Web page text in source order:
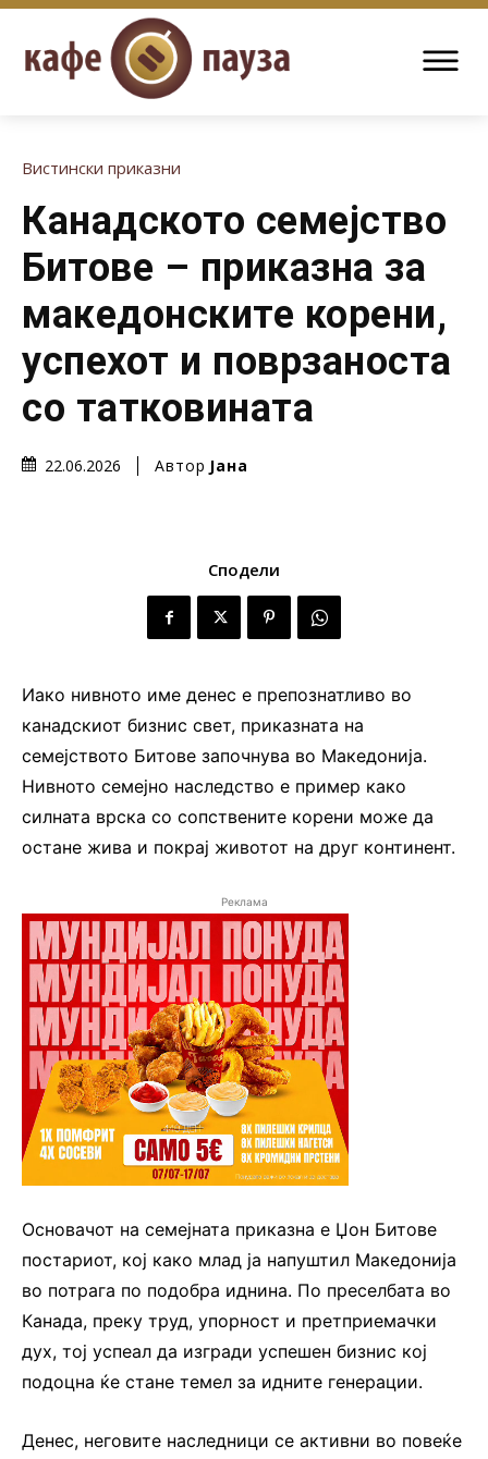
Вистински приказни
Канадското семејство
Битове – приказна за
македонските корени,
успехот и поврзаноста
со татковината
22.06.2026 Автор Јана
Сподели
Иако нивното име денес е препознатливо во
канадскиот бизнис свет, приказната на
семејството Битове започнува во Македонија.
Нивното семејно наследство е пример како
силната врска со сопствените корени може да
остане жива и покрај животот на друг континент.
Реклама
Основачот на семејната приказна е Џон Битове
постариот, кој како млад ја напуштил Македонија
во потрага по подобра иднина. По преселбата во
Канада, преку труд, упорност и претприемачки
дух, тој успеал да изгради успешен бизнис кој
подоцна ќе стане темел за идните генерации.
Денес, неговите наследници се активни во повеќе